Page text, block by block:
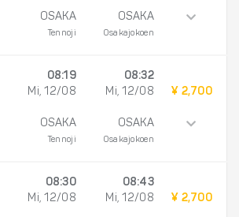
OSAKA
Tennoji
OSAKA
Osakajokoen
08:19
Mi, 12/08
OSAKA
Tennoji
08:32
Mi, 12/08
OSAKA
Osakajokoen
¥ 2,700
08:30
Mi, 12/08
08:43
Mi, 12/08
¥ 2,700